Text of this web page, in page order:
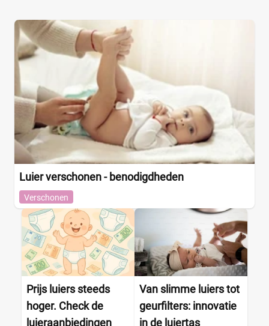
Luier verschonen - benodigdheden
Verschonen
Prijs luiers steeds
hoger. Check de
luieraanbiedingen
Van slimme luiers tot
geurfilters: innovatie
in de luiertas